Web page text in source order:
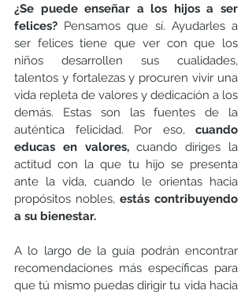
¿Se puede enseñar a los hijos a ser
felices? Pensamos que sí. Ayudarles a
ser felices tiene que ver con que los
niños desarrollen sus cualidades,
talentos y fortalezas y procuren vivir una
vida repleta de valores y dedicación a los
demás. Estas son las fuentes de la
auténtica felicidad. Por eso, cuando
educas en valores, cuando diriges la
actitud con la que tu hijo se presenta
ante la vida, cuando le orientas hacia
propósitos nobles, estás contribuyendo
a su bienestar.
A lo largo de la guía podrán encontrar
recomendaciones más específicas para
que tú mismo puedas dirigir tu vida hacia